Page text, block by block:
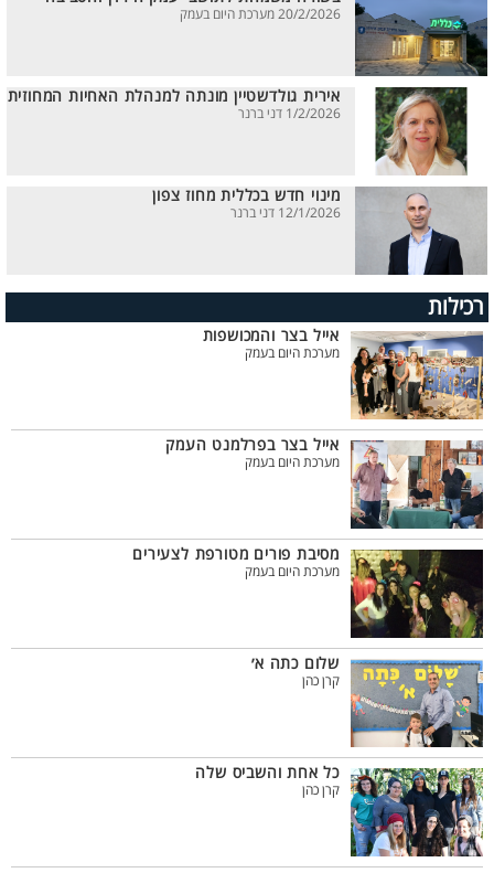
20/2/2026 מערכת היום בעמק
אירית גולדשטיין מונתה למנהלת האחיות המחוזית
1/2/2026 דני ברנר
מינוי חדש בכללית מחוז צפון
12/1/2026 דני ברנר
רכילות
אייל בצר והמכושפות
מערכת היום בעמק
אייל בצר בפרלמנט העמק
מערכת היום בעמק
מסיבת פורים מטורפת לצעירים
מערכת היום בעמק
שלום כתה א׳
קרן כהן
כל אחת והשביס שלה
קרן כהן